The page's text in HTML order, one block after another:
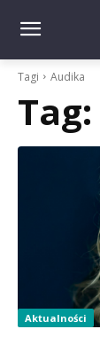
Tagi Audika
Tag:
Aktualności